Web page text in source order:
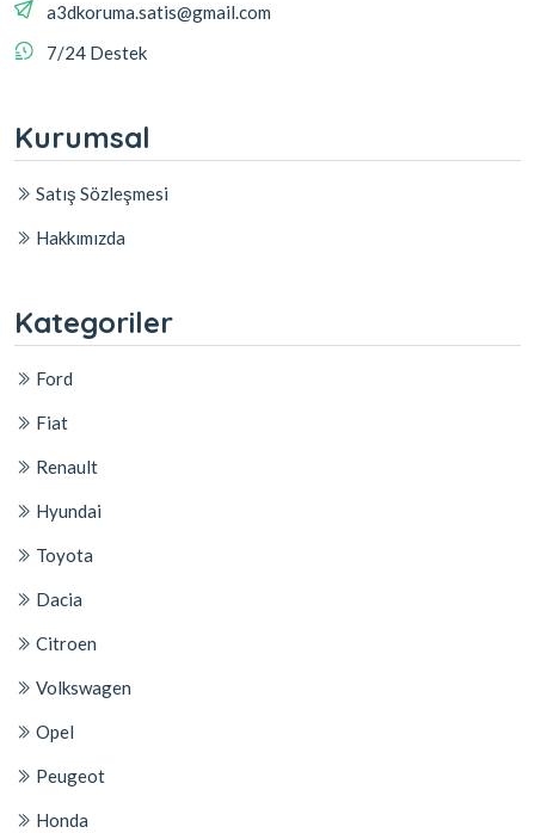
a3dkoruma.satis@gmail.com
7/24 Destek
Kurumsal
Satış Sözleşmesi
Hakkımızda
Kategoriler
Ford
Fiat
Renault
Hyundai
Toyota
Dacia
Citroen
Volkswagen
Opel
Peugeot
Honda